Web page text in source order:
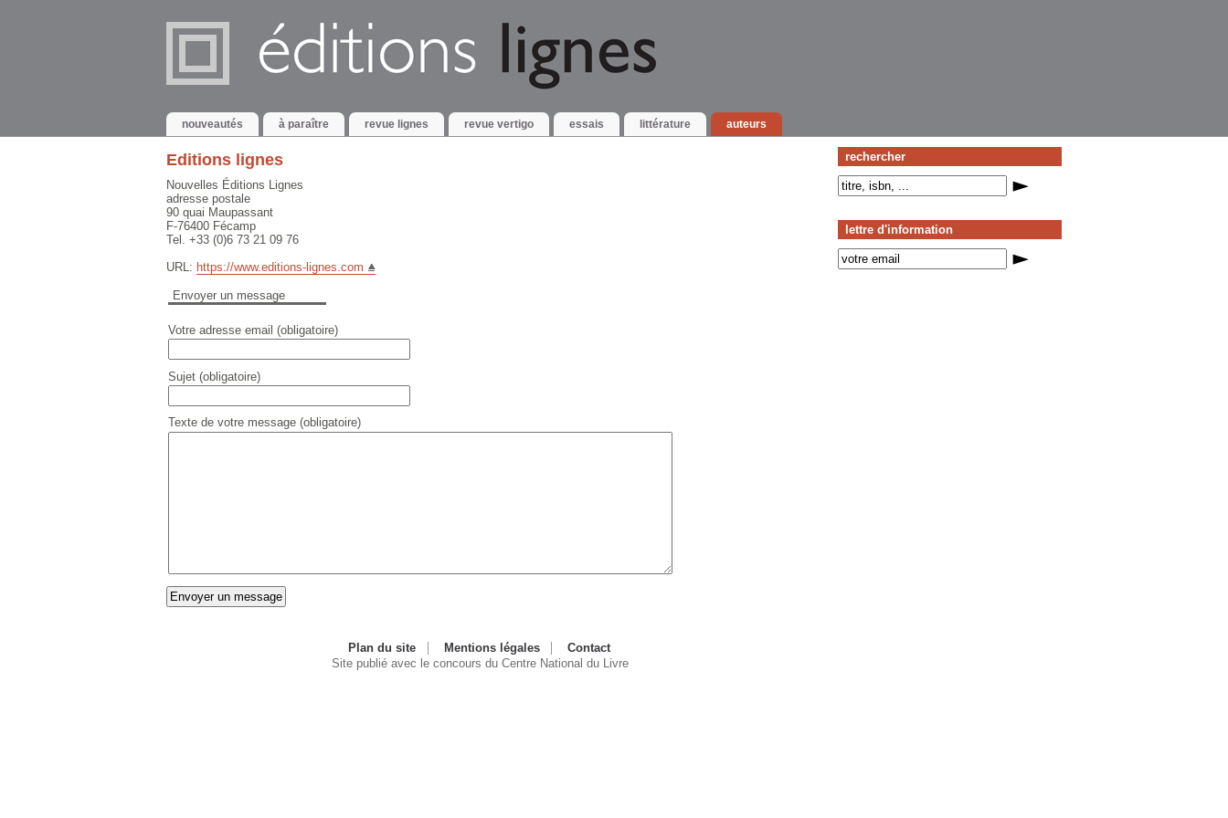
nouveautés à paraître revue lignes revue vertigo essais littérature auteurs
rechercher
lettre d'information
Editions lignes
Nouvelles Éditions Lignes
adresse postale
90 quai Maupassant
F-76400 Fécamp
Tel. +33 (0)6 73 21 09 76
URL: https://www.editions-lignes.com
Envoyer un message
Votre adresse email (obligatoire)
Sujet (obligatoire)
Texte de votre message (obligatoire)
Plan du site Mentions légales
Contact
Site publié avec le concours du Centre National du Livre